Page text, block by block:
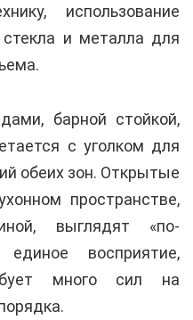
использование
стекла и металла для
барной стойкой,
с уголком для
обеих зон. Открытые
пространстве,
выглядят «по-
восприятие,
много сил на